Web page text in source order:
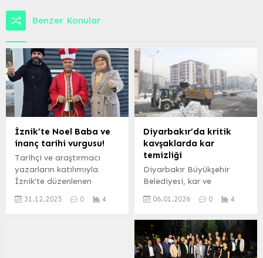
Benzer Konular
İznik’te Noel Baba ve
inanç tarihi vurgusu!
Tarihçi ve araştırmacı
yazarların katılımıyla
İznik’te düzenlenen
konuşan Dt. Fatma
31.12.2025 0 4
Diyarbakır’da kritik
kavşaklarda kar
temizliği
Diyarbakır Büyükşehir
Belediyesi, kar ve
kritik kavşak ve
trafik yoğunluğunu
gidermek amacıyla ana
arterlerde kapsamlı
06.01.2026 0 4